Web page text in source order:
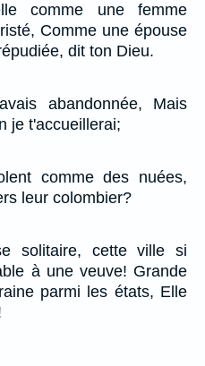
comme une femme
Comme une épouse
dit ton Dieu.
abandonnée, Mais
je t'accueillerai;
comme des nuées,
leur colombier?
solitaire, cette ville si
à une veuve! Grande
parmi les états, Elle